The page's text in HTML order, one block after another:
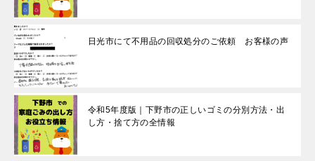
日光市にて不用品の回収処分のご依頼 お客様の声
令和5年度版｜下野市の正しいゴミの分別方法・出
し方・捨て方の全情報